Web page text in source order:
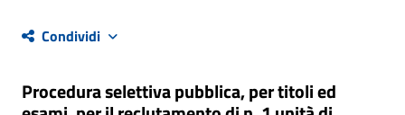
Condividi
Procedura selettiva pubblica, per titoli ed